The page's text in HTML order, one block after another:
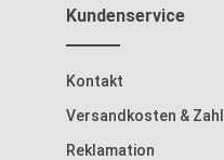
Kundenservice
Kontakt
Versandkosten &
Reklamation